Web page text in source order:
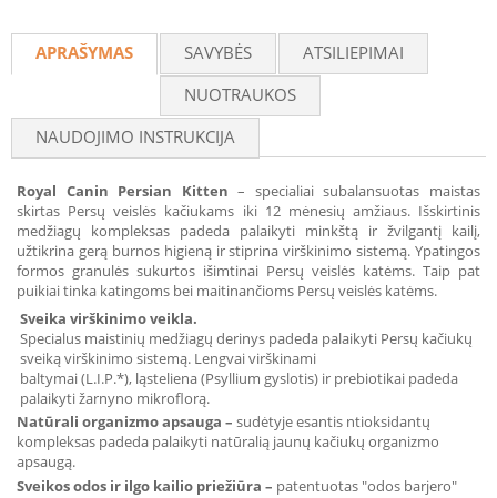
APRAŠYMAS SAVYBĖS
ATSILIEPIMAI
NUOTRAUKOS
NAUDOJIMO INSTRUKCIJA
Royal Canin Persian Kitten – specialiai subalansuotas maistas
skirtas Persų veislės kačiukams iki 12 mėnesių amžiaus. Išskirtinis
medžiagų kompleksas padeda palaikyti minkštą ir žvilgantį kailį,
užtikrina gerą burnos higieną ir stiprina virškinimo sistemą. Ypatingos
formos granulės sukurtos išimtinai Persų veislės katėms. Taip pat
puikiai tinka katingoms bei maitinančioms Persų veislės katėms.
Sveika virškinimo veikla.
Specialus maistinių medžiagų derinys padeda palaikyti Persų kačiukų
sveiką virškinimo sistemą. Lengvai virškinami
baltymai (L.I.P.*), ląsteliena (Psyllium gyslotis) ir prebiotikai padeda
palaikyti žarnyno mikroflorą.
Natūrali organizmo apsauga – sudėtyje esantis ntioksidantų
kompleksas padeda palaikyti natūralią jaunų kačiukų organizmo
apsaugą.
Sveikos odos ir ilgo kailio priežiūra – patentuotas "odos barjero"